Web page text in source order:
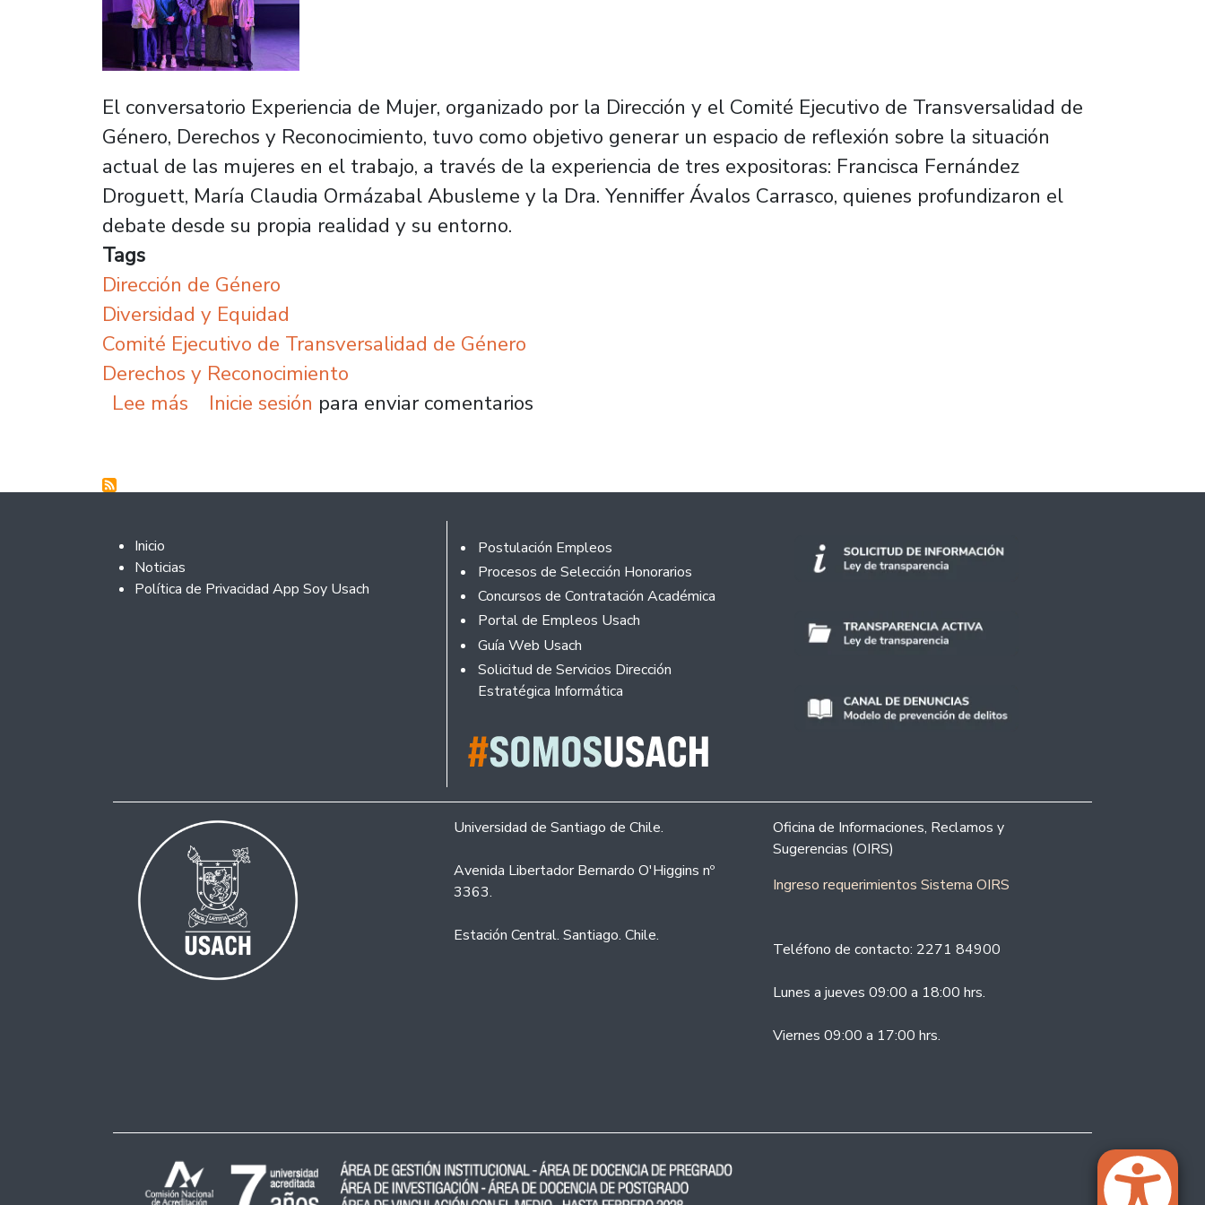
El conversatorio Experiencia de Mujer, organizado por la Dirección y el Comité Ejecutivo de Transversalidad de
Género, Derechos y Reconocimiento, tuvo como objetivo generar un espacio de reflexión sobre la situación
actual de las mujeres en el trabajo, a través de la experiencia de tres expositoras: Francisca Fernández
Droguett, María Claudia Ormázabal Abusleme y la Dra. Yenniffer Ávalos Carrasco, quienes profundizaron el
debate desde su propia realidad y su entorno.
Tags
Dirección de Género
Diversidad y Equidad
Comité Ejecutivo de Transversalidad de Género
Derechos y Reconocimiento
Lee más sobre Conversatorio reúne a tres destacadas expertas para reflexionar sobre feminismo
Inicie sesión para enviar comentarios
Footer 2
Inicio
Noticias
Política de Privacidad App Soy Usach
Footer
Postulación Empleos
Procesos de Selección Honorarios
Concursos de Contratación Académica
Portal de Empleos Usach
Guía Web Usach
Solicitud de Servicios Dirección
Estratégica Informática
Universidad de Santiago de Chile.
Avenida Libertador Bernardo O'Higgins nº
3363.
Estación Central. Santiago. Chile.
Oficina de Informaciones, Reclamos y
Sugerencias (OIRS)
Ingreso requerimientos Sistema OIRS
Teléfono de contacto: 2271 84900
Lunes a jueves 09:00 a 18:00 hrs.
Viernes 09:00 a 17:00 hrs.